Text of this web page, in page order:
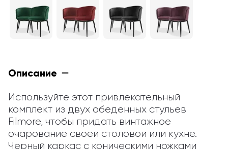
Описание
Используйте этот привлекательный
комплект из двух обеденных стульев
Filmore, чтобы придать винтажное
очарование своей столовой или кухне.
Черный каркас с коническими ножками